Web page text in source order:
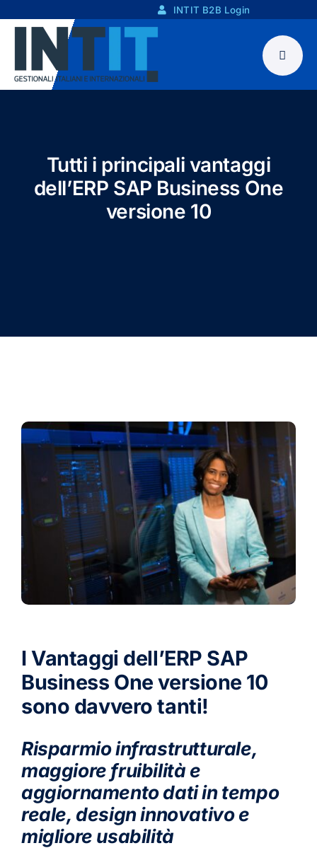
INTIT B2B Login
Tutti i principali vantaggi
dell’ERP SAP Business One
versione 10
I Vantaggi dell’ERP SAP
Business One versione 10
sono davvero tanti!
Risparmio infrastrutturale,
maggiore fruibilità e
aggiornamento dati in tempo
reale, design innovativo e
migliore usabilità